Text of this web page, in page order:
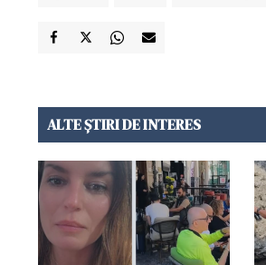
ALTE ȘTIRI DE INTERES